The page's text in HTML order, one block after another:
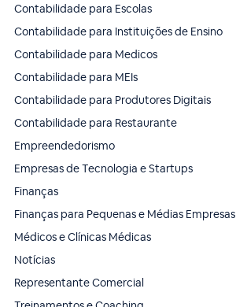
Contabilidade para Escolas
Contabilidade para Instituições de Ensino
Contabilidade para Medicos
Contabilidade para MEIs
Contabilidade para Produtores Digitais
Contabilidade para Restaurante
Empreendedorismo
Empresas de Tecnologia e Startups
Finanças
Finanças para Pequenas e Médias Empresas
Médicos e Clínicas Médicas
Notícias
Representante Comercial